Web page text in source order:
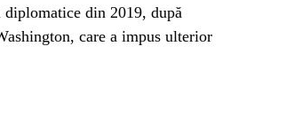
din 2019, după
care a impus ulterior